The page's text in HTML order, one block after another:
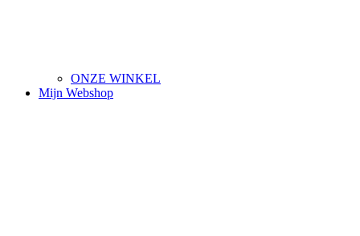
ONZE WINKEL
Mijn Webshop